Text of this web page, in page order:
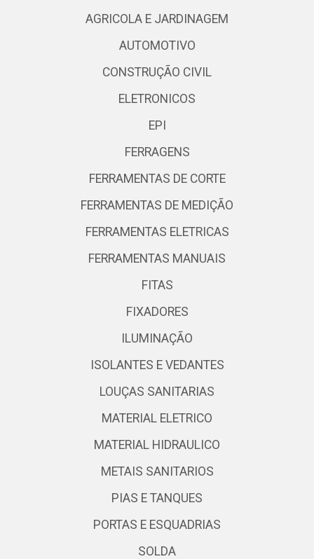
AGRICOLA E JARDINAGEM
AUTOMOTIVO
CONSTRUÇÃO CIVIL
ELETRONICOS
EPI
FERRAGENS
FERRAMENTAS DE CORTE
FERRAMENTAS DE MEDIÇÃO
FERRAMENTAS ELETRICAS
FERRAMENTAS MANUAIS
FITAS
FIXADORES
ILUMINAÇÃO
ISOLANTES E VEDANTES
LOUÇAS SANITARIAS
MATERIAL ELETRICO
MATERIAL HIDRAULICO
METAIS SANITARIOS
PIAS E TANQUES
PORTAS E ESQUADRIAS
SOLDA